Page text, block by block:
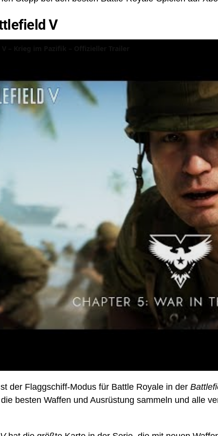
V
der Flaggschiff-Modus für Battle Royale in der
besten Waffen und Ausrüstung sammeln und alle